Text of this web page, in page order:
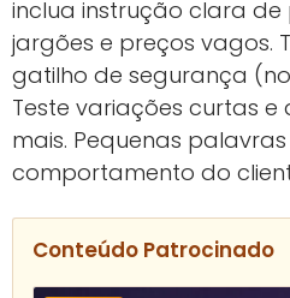
inclua instrução clara de
jargões e preços vagos.
gatilho de segurança
Teste variações curtas
mais. Pequenas
comportamento do
Conteúdo Patrocinado